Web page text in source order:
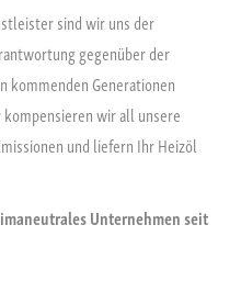
sind wir uns der
gegenüber der
kommenden Generationen
wir all unsere
und liefern Ihr Heizöl
Unternehmen seit